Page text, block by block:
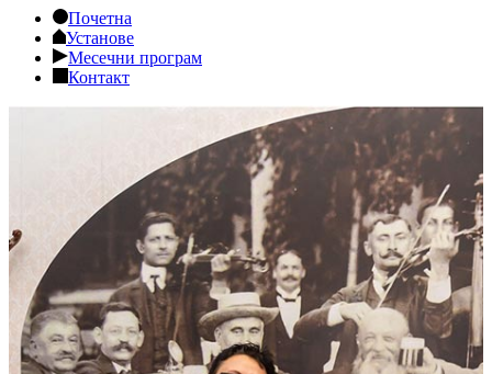
Почетна
Установе
Месечни програм
Контакт